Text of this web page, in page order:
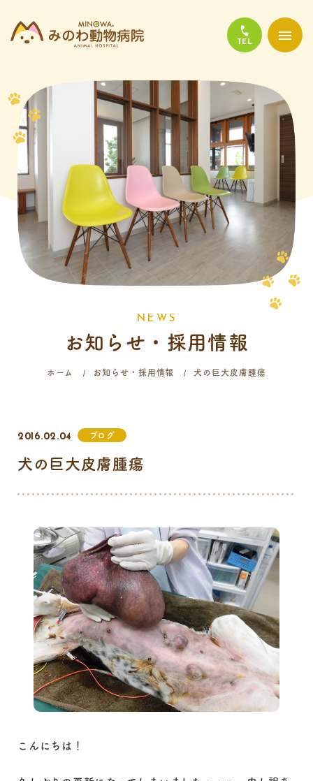
当院について
診療について
かかりやすい代表的な病気
よくある質問
058-214-4071
9:00 - 12:00
16:00 - 19:00
N E W S
お知らせ・採用情報
ホーム お知らせ・採用情報 犬の巨大皮膚腫瘍
2016.02.04 ブログ
犬の巨大皮膚腫瘍
こんにちは！